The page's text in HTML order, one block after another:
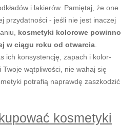
i lakierów. Pamiętaj, że one
przydatności - jeśli nie jest inaczej
kosmetyki kolorowe powinno
w ciągu roku od otwarcia
ich konsystencję, zapach i kolor-
Twoje wątpliwości, nie wahaj się
potrafią naprawdę zaszkodzić
kosmetyki